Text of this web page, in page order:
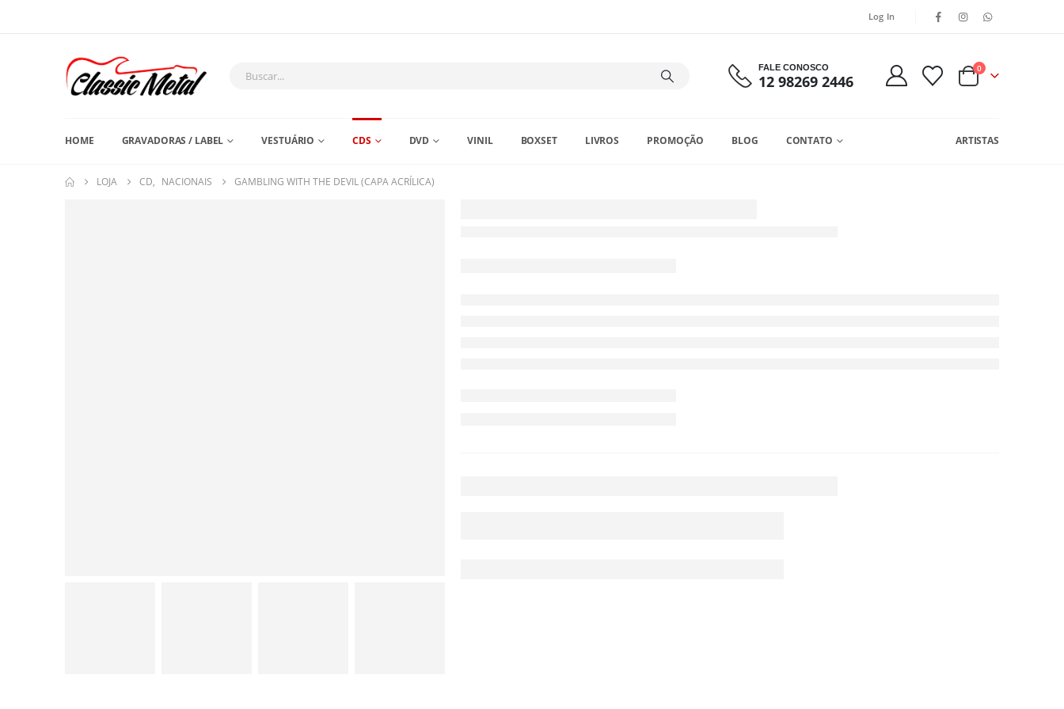
Log In
FALE CONOSCO
12 98269 2446
0
HOME GRAVADORAS / LABEL VESTUÁRIO CDS DVD VINIL BOXSET LIVROS PROMOÇÃO BLOG CONTATO ARTISTAS
LOJA CD, NACIONAIS GAMBLING WITH THE DEVIL (CAPA ACRÍLICA)